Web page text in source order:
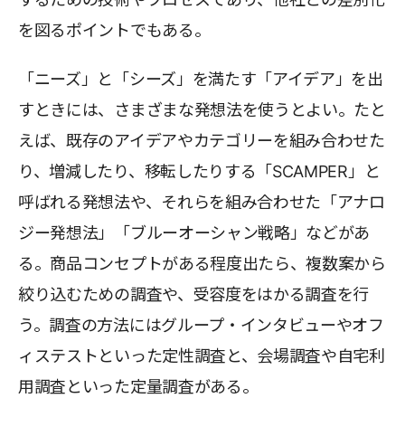
を図るポイントでもある。
「ニーズ」と「シーズ」を満たす「アイデア」を出
すときには、さまざまな発想法を使うとよい。たと
えば、既存のアイデアやカテゴリーを組み合わせた
り、増減したり、移転したりする「SCAMPER」と
呼ばれる発想法や、それらを組み合わせた「アナロ
ジー発想法」「ブルーオーシャン戦略」などがあ
る。商品コンセプトがある程度出たら、複数案から
絞り込むための調査や、受容度をはかる調査を行
う。調査の方法にはグループ・インタビューやオフ
ィステストといった定性調査と、会場調査や自宅利
用調査といった定量調査がある。